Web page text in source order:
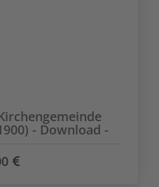
- Download -